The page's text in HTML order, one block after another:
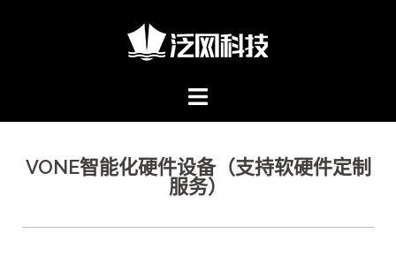
VONE智能化硬件设备（支持软硬件定制
服务）